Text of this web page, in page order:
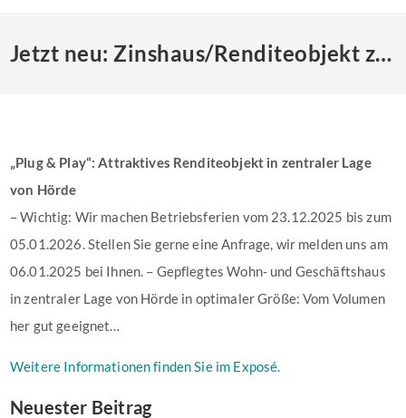
Jetzt neu: Zinshaus/Renditeobjekt zum Kauf in Dortmund
„Plug & Play“: Attraktives Renditeobjekt in zentraler Lage
von Hörde
– Wichtig: Wir machen Betriebsferien vom 23.12.2025 bis zum
05.01.2026. Stellen Sie gerne eine Anfrage, wir melden uns am
06.01.2025 bei Ihnen. – Gepflegtes Wohn- und Geschäftshaus
in zentraler Lage von Hörde in optimaler Größe: Vom Volumen
her gut geeignet…
Weitere Informationen finden Sie im Exposé.
Neuester Beitrag